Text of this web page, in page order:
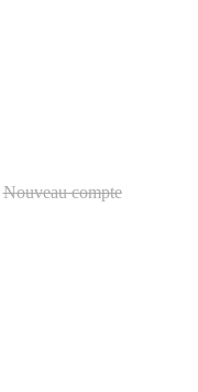
Nouveau compte